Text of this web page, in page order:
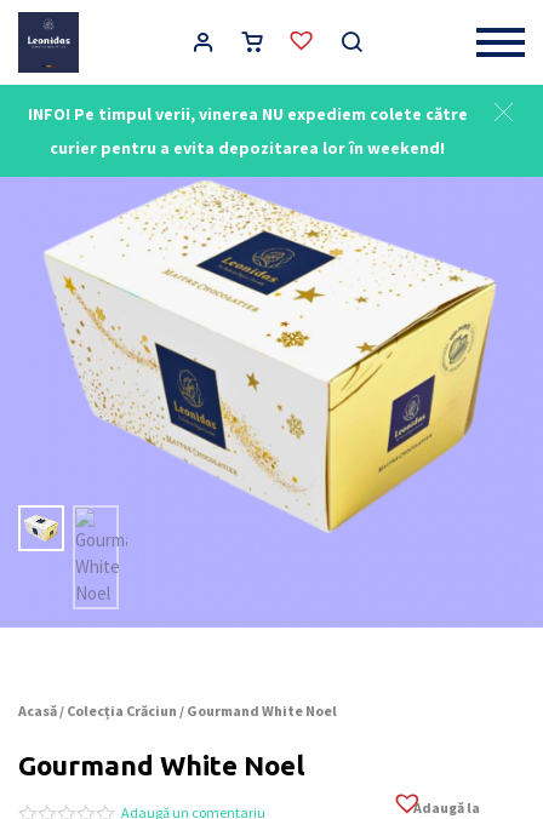
INFO! Pe timpul verii, vinerea NU expediem colete către
curier pentru a evita depozitarea lor în weekend!
Main Navigation
Acasă/ Colecția Crăciun / Gourmand White Noel
Gourmand White Noel
Adaugă un comentariu
Adaugă la